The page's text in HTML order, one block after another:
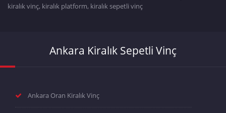
kiralık vinç, kiralık platform, kiralık sepetli vinç
Ankara Kiralık Sepetli Vinç
Ankara Oran Kiralık Vinç